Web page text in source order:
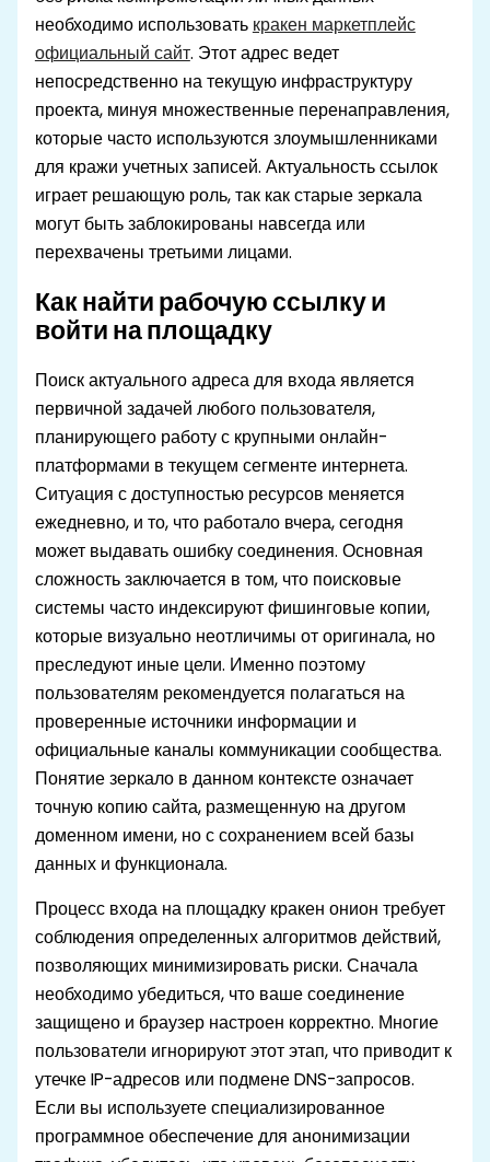
необходимо использовать кракен маркетплейс
официальный сайт. Этот адрес ведет
непосредственно на текущую инфраструктуру
проекта, минуя множественные перенаправления,
которые часто используются злоумышленниками
для кражи учетных записей. Актуальность ссылок
играет решающую роль, так как старые зеркала
могут быть заблокированы навсегда или
перехвачены третьими лицами.
Как найти рабочую ссылку и
войти на площадку
Поиск актуального адреса для входа является
первичной задачей любого пользователя,
планирующего работу с крупными онлайн-
платформами в текущем сегменте интернета.
Ситуация с доступностью ресурсов меняется
ежедневно, и то, что работало вчера, сегодня
может выдавать ошибку соединения. Основная
сложность заключается в том, что поисковые
системы часто индексируют фишинговые копии,
которые визуально неотличимы от оригинала, но
преследуют иные цели. Именно поэтому
пользователям рекомендуется полагаться на
проверенные источники информации и
официальные каналы коммуникации сообщества.
Понятие зеркало в данном контексте означает
точную копию сайта, размещенную на другом
доменном имени, но с сохранением всей базы
данных и функционала.
Процесс входа на площадку кракен онион требует
соблюдения определенных алгоритмов действий,
позволяющих минимизировать риски. Сначала
необходимо убедиться, что ваше соединение
защищено и браузер настроен корректно. Многие
пользователи игнорируют этот этап, что приводит к
утечке IP-адресов или подмене DNS-запросов.
Если вы используете специализированное
программное обеспечение для анонимизации